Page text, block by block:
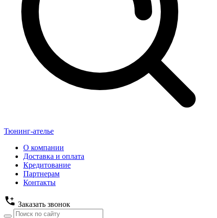
Тюнинг-ателье
О компании
Доставка и оплата
Кредитование
Партнерам
Контакты
Заказать звонок